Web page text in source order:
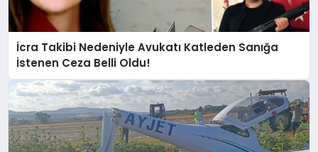
İcra Takibi Nedeniyle Avukatı Katleden Sanığa
İstenen Ceza Belli Oldu!